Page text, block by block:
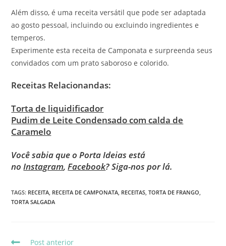
Além disso, é uma receita versátil que pode ser adaptada
ao gosto pessoal, incluindo ou excluindo ingredientes e
temperos.
Experimente esta receita de Camponata e surpreenda seus
convidados com um prato saboroso e colorido.
Receitas Relacionandas:
Torta de liquidificador
Pudim de Leite Condensado com calda de
Caramelo
Você sabia que o Porta Ideias está
noInstagram,Facebook? Siga-nos por lá.
TAGS: RECEITA, RECEITA DE CAMPONATA, RECEITAS, TORTA DE FRANGO,
TORTA SALGADA
Post anterior